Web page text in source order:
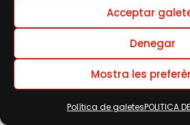
Acceptar
Denegar
Mostra les
Política de galetesPOLITICA
POLITICA DE PRIVACITAT
POLÍTICA DE GALETES (EU)
Knet Wash &